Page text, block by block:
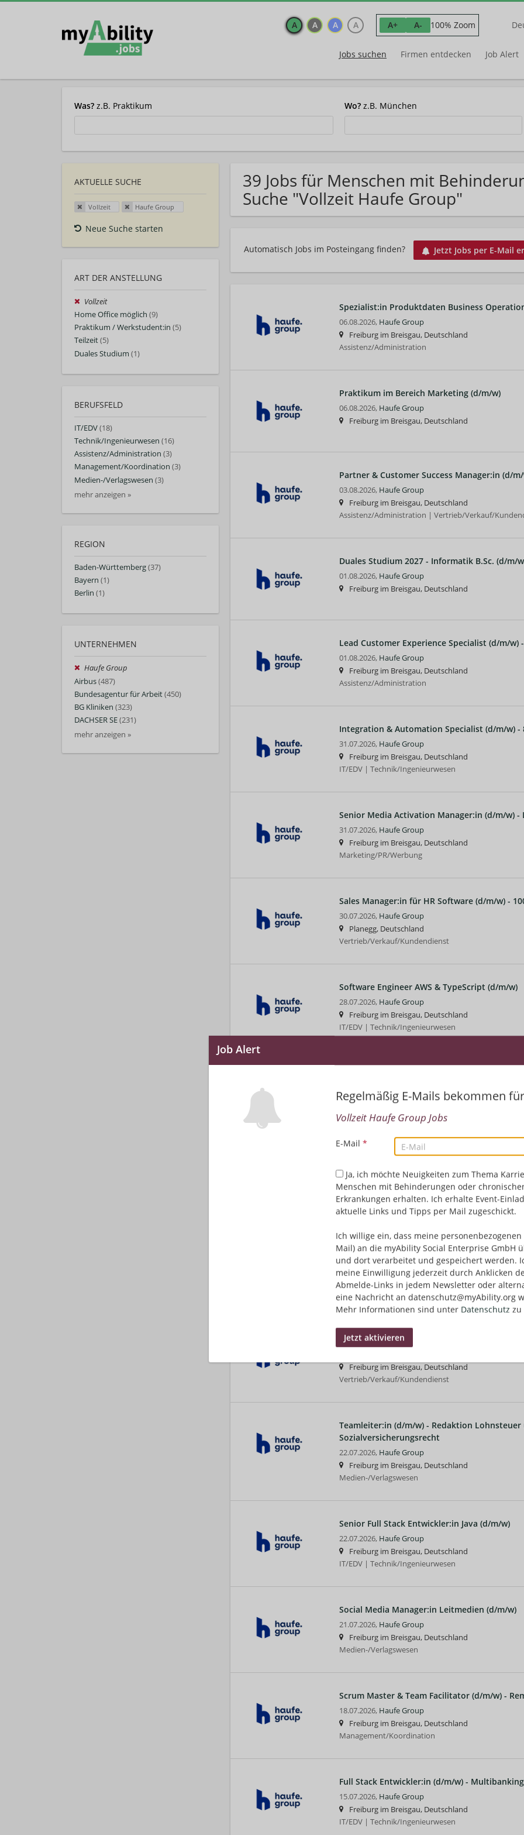
A A A A A+ A- 100% Zoom
Jobs suchen Firmen entdecken Job Alert
Was? z.B. Praktikum Wo? z.B. München
AKTUELLE SUCHE
Vollzeit Haufe Group
Neue Suche starten
ART DER ANSTELLUNG
Vollzeit
Home Office möglich (9)
Praktikum / Werkstudent:in (5)
Teilzeit(5)
Duales Studium (1)
BERUFSFELD
IT/EDV(18)
Technik/Ingenieurwesen (16)
Assistenz/Administration (3)
Management/Koordination (3)
Medien-/Verlagswesen (3)
mehr anzeigen »
REGION
Baden-Württemberg(37)
Bayern (1)
Berlin (1)
UNTERNEHMEN
Haufe Group
Airbus(487)
Bundesagentur für Arbeit(450)
BG Kliniken (323)
DACHSER SE(231)
mehr anzeigen »
39 Jobs für Menschen mit
Suche "Vollzeit Haufe Group"
Automatisch Jobs im Posteingang finden? Jetzt Jobs per E-Mail
Regelmäßig E-Mails bekommen für
Vollzeit Haufe Group Jobs
E-Mail *
Ja, ich möchte Neuigkeiten zum Thema
Menschen mit Behinderungen oder
Erkrankungen erhalten. Ich erhalte Event-
aktuelle Links und Tipps per Mail zugeschickt.
Ich willige ein, dass meine personenbezogenen
Mail) an die myAbility Social Enterprise GmbH
und dort verarbeitet und gespeichert werden.
meine Einwilligung jederzeit durch Anklicken
Abmelde-Links in jedem Newsletter oder
eine Nachricht an datenschutz@myAbility.org
Mehr Informationen sind unter Datenschutz zu
Spezialist:in Produktdaten Business
06.08.2026, Haufe Group
Freiburg im Breisgau, Deutschland
Assistenz/Administration
Praktikum im Bereich Marketing (d/m/w)
06.08.2026, Haufe Group
Freiburg im Breisgau, Deutschland
Partner & Customer Success Manager:in (d/
03.08.2026, Haufe Group
Freiburg im Breisgau, Deutschland
Assistenz/Administration | Vertrieb/Verkauf/
Duales Studium 2027 - Informatik B.Sc. (d/m/
01.08.2026, Haufe Group
Freiburg im Breisgau, Deutschland
Lead Customer Experience Specialist (d/m/w)
01.08.2026, Haufe Group
Freiburg im Breisgau, Deutschland
Assistenz/Administration
Integration & Automation Specialist (d/m/w) -
31.07.2026, Haufe Group
Freiburg im Breisgau, Deutschland
IT/EDV | Technik/Ingenieurwesen
Senior Media Activation Manager:in (d/m/w) -
31.07.2026, Haufe Group
Freiburg im Breisgau, Deutschland
Marketing/PR/Werbung
Sales Manager:in für HR Software (d/m/w) -
30.07.2026, Haufe Group
Planegg, Deutschland
Vertrieb/Verkauf/Kundendienst
Software Engineer AWS & TypeScript (d/m/w)
28.07.2026, Haufe Group
Freiburg im Breisgau, Deutschland
IT/EDV | Technik/Ingenieurwesen
Freiburg im Breisgau, Deutschland
Senior Full Stack Entwickler:in Java, React,
Remote
24.07.2026,
Haufe Group
Freiburg im Breisgau, Deutschland
IT/EDV | Technik/Ingenieurwesen
Senior Full-Stack Entwickler:in (d/m/w) -
23.07.2026,
Haufe Group
Freiburg im Breisgau, Deutschland
IT/EDV | Technik/Ingenieurwesen
Sales Development Representative (d/m/w)
Freiburg im Breisgau, Deutschland
Vertrieb/Verkauf/Kundendienst
Teamleiter:in (d/m/w) - Redaktion Lohnsteuer
Sozialversicherungsrecht
22.07.2026, Haufe Group
Freiburg im Breisgau, Deutschland
Medien-/Verlagswesen
Senior Full Stack Entwickler:in Java (d/m/w)
22.07.2026, Haufe Group
Freiburg im Breisgau, Deutschland
IT/EDV | Technik/Ingenieurwesen
Social Media Manager:in Leitmedien (d/m/w)
21.07.2026, Haufe Group
Freiburg im Breisgau, Deutschland
Medien-/Verlagswesen
Scrum Master & Team Facilitator (d/m/w) -
18.07.2026, Haufe Group
Freiburg im Breisgau, Deutschland
Management/Koordination
Full Stack Entwickler:in (d/m/w) -
15.07.2026, Haufe Group
Freiburg im Breisgau, Deutschland
IT/EDV | Technik/Ingenieurwesen